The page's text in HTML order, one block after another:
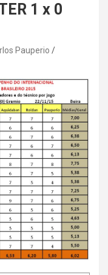
1 x 0
Pauperio